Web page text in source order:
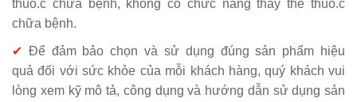
thuố.c chữa bệnh, không có chức năng thay thế thuố.c
chữa bệnh.
✔ Để đảm bảo chọn và sử dụng đúng sản phẩm hiệu
quả đối với sức khỏe của mỗi khách hàng, quý khách vui
lòng xem kỹ mô tả, công dụng và hướng dẫn sử dụng sản